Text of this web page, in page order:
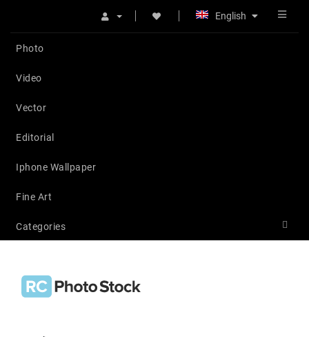
English
Photo
Video
Vector
Editorial
Iphone Wallpaper
Fine Art
Categories